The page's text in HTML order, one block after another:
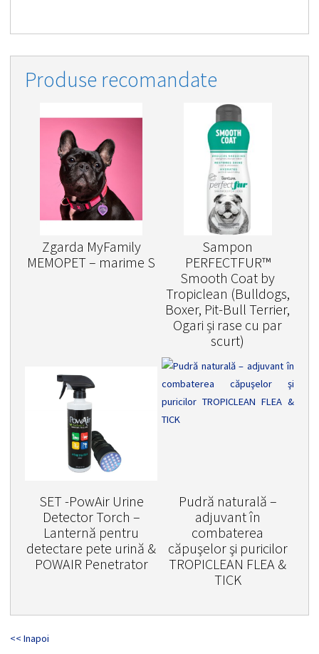
Produse recomandate
Zgarda MyFamily
MEMOPET – marime S
Sampon
PERFECTFUR™
Smooth Coat by
Tropiclean (Bulldogs,
Boxer, Pit-Bull Terrier,
Ogari și rase cu par
scurt)
SET -PowAir Urine
Detector Torch –
Lanternă pentru
detectare pete urină &
POWAIR Penetrator
Pudră naturală –
adjuvant în
combaterea
căpuşelor şi puricilor
TROPICLEAN FLEA &
TICK
<< Inapoi